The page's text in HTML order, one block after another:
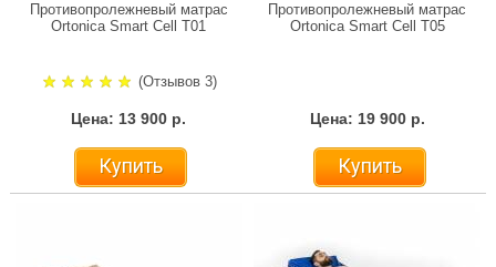
Противопролежневый матрас
Ortonica Smart Cell T01
(Отзывов 3)
Цена: 13 900 р.
Купить
Противопролежневый матрас
Ortonica Smart Cell T05
Цена: 19 900 р.
Купить